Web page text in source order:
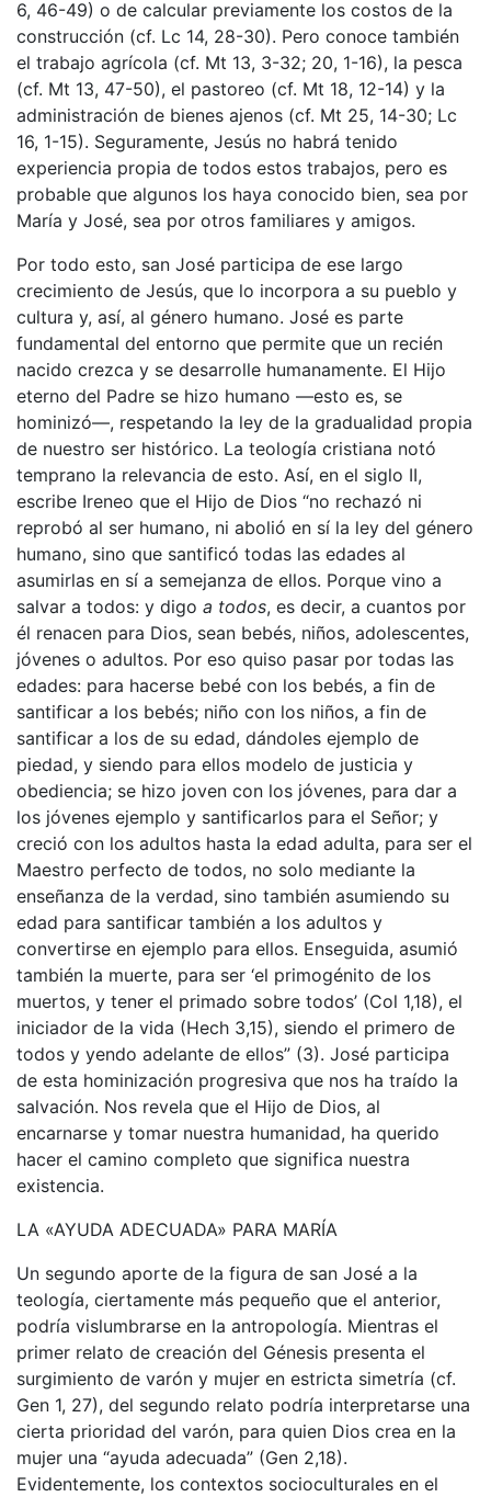
6, 46-49) o de calcular previamente los costos de la
construcción (cf. Lc 14, 28-30). Pero conoce también
el trabajo agrícola (cf. Mt 13, 3-32; 20, 1-16), la pesca
(cf. Mt 13, 47-50), el pastoreo (cf. Mt 18, 12-14) y la
administración de bienes ajenos (cf. Mt 25, 14-30; Lc
16, 1-15). Seguramente, Jesús no habrá tenido
experiencia propia de todos estos trabajos, pero es
probable que algunos los haya conocido bien, sea por
María y José, sea por otros familiares y amigos.
Por todo esto, san José participa de ese largo
crecimiento de Jesús, que lo incorpora a su pueblo y
cultura y, así, al género humano. José es parte
fundamental del entorno que permite que un recién
nacido crezca y se desarrolle humanamente. El Hijo
eterno del Padre se hizo humano —esto es, se
hominizó—, respetando la ley de la gradualidad propia
de nuestro ser histórico. La teología cristiana notó
temprano la relevancia de esto. Así, en el siglo II,
escribe Ireneo que el Hijo de Dios “no rechazó ni
reprobó al ser humano, ni abolió en sí la ley del género
humano, sino que santificó todas las edades al
asumirlas en sí a semejanza de ellos. Porque vino a
salvar a todos: y digo a todos, es decir, a cuantos por
él renacen para Dios, sean bebés, niños, adolescentes,
jóvenes o adultos. Por eso quiso pasar por todas las
edades: para hacerse bebé con los bebés, a fin de
santificar a los bebés; niño con los niños, a fin de
santificar a los de su edad, dándoles ejemplo de
piedad, y siendo para ellos modelo de justicia y
obediencia; se hizo joven con los jóvenes, para dar a
los jóvenes ejemplo y santificarlos para el Señor; y
creció con los adultos hasta la edad adulta, para ser el
Maestro perfecto de todos, no solo mediante la
enseñanza de la verdad, sino también asumiendo su
edad para santificar también a los adultos y
convertirse en ejemplo para ellos. Enseguida, asumió
también la muerte, para ser ‘el primogénito de los
muertos, y tener el primado sobre todos’ (Col 1,18), el
iniciador de la vida (Hech 3,15), siendo el primero de
todos y yendo adelante de ellos” (3). José participa
de esta hominización progresiva que nos ha traído la
salvación. Nos revela que el Hijo de Dios, al
encarnarse y tomar nuestra humanidad, ha querido
hacer el camino completo que significa nuestra
existencia.
LA «AYUDA ADECUADA» PARA MARÍA
Un segundo aporte de la figura de san José a la
teología, ciertamente más pequeño que el anterior,
podría vislumbrarse en la antropología. Mientras el
primer relato de creación del Génesis presenta el
surgimiento de varón y mujer en estricta simetría (cf.
Gen 1, 27), del segundo relato podría interpretarse una
cierta prioridad del varón, para quien Dios crea en la
mujer una “ayuda adecuada” (Gen 2,18).
Evidentemente, los contextos socioculturales en el